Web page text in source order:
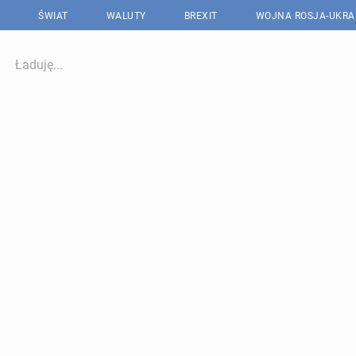
ŚWIAT WALUTY BREXIT WOJNA ROSJA-
Ładuję...